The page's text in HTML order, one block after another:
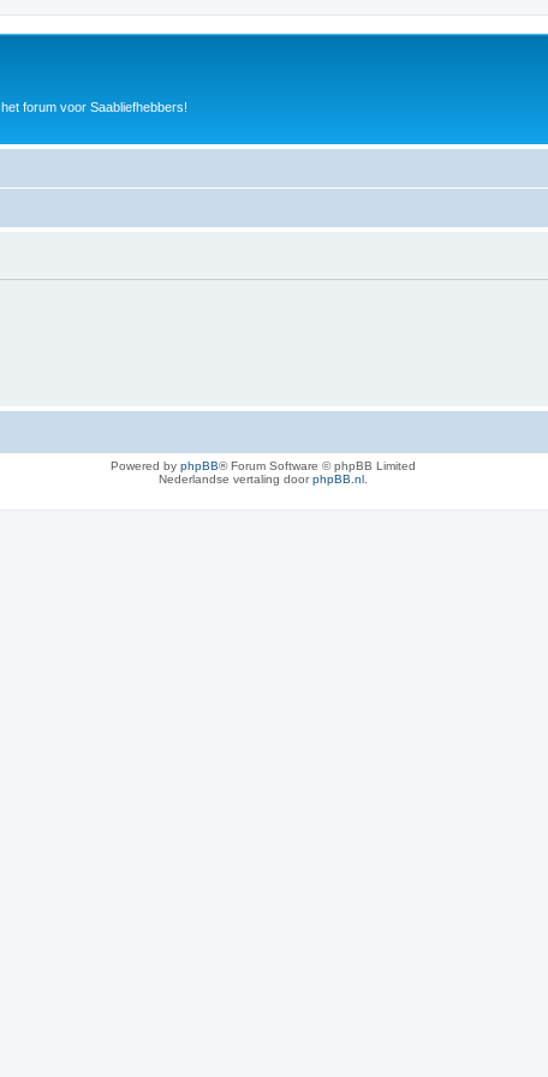
het forum voor Saabliefhebbers!
Powered by phpBB® Forum Software © phpBB Limited
Nederlandse vertaling doorphpBB.nl